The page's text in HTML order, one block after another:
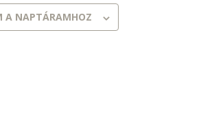
A NAPTÁRAMHOZ